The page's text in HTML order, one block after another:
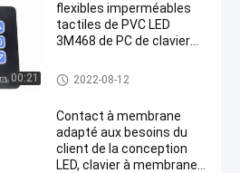
154
points
de vue
Causez
Maintenant
Partager
00:21
flexibles imperméables
tactiles de PVC LED
3M468 de PC de clavier
de LED
Clavier numérique de membra
ne de LED
2022-08-12
Contact à membrane
adapté aux besoins du
client de la conception
LED, clavier à membrane